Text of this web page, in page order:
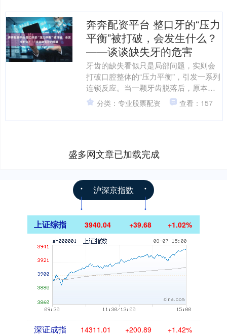
奔奔配资平台 整口牙的“压力
平衡”被打破，会发生什么？
——谈谈缺失牙的危害
牙齿的缺失看似只是局部问题，实则会
打破口腔整体的“压力平衡”，引发一系列
连锁反应。当一颗牙齿脱落后，原本均
匀分布在牙列上的咬合力会重新分配，
邻牙因失去支撑开始向....
分类：专业股票配资 查看：157
盛多网文章已加载完成
沪深京指数
上证综指 3940.04 +39.68 +1.02%
深证成指 14311.01 +200.89 +1.42%